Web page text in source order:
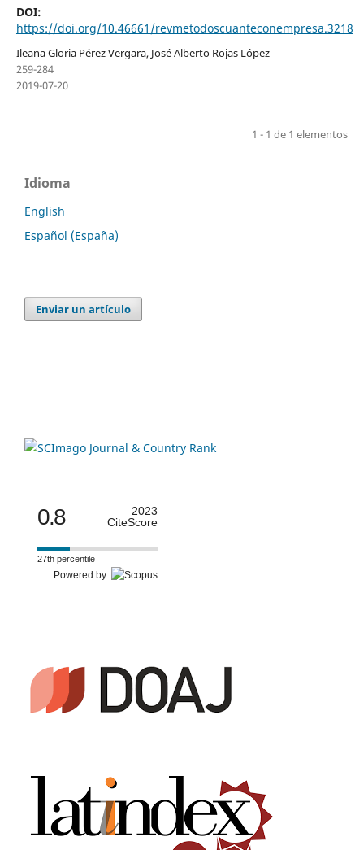
DOI:
https://doi.org/10.46661/revmetodoscuanteconempresa.3218
Ileana Gloria Pérez Vergara, José Alberto Rojas López
259-284
2019-07-20
1 - 1 de 1 elementos
Idioma
English
Español (España)
Enviar un artículo
0.8
2023
CiteScore
27th percentile
Powered by